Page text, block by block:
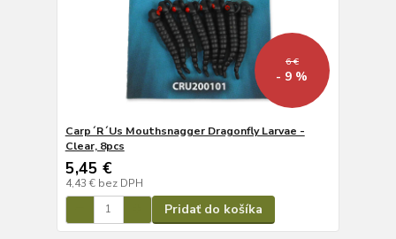
6 €
- 9 %
Carp´R´Us Mouthsnagger Dragonfly Larvae -
Clear, 8pcs
5,45 €
4,43 € bez DPH
Pridať do košíka